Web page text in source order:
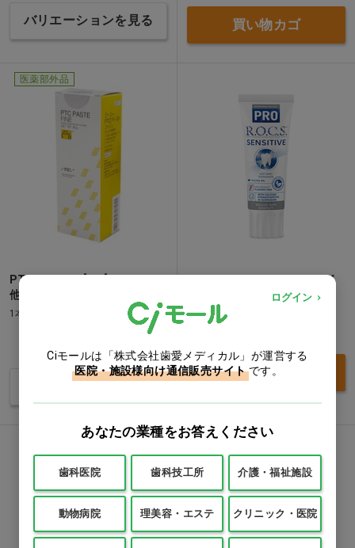
バリエーションを見る 買い物カゴ
医薬部外品
PTCペースト [GC] ファイン…
他
1本(80g)
ロックス PRO センシティブ
買い物カゴ
ログイン
Ciモールは「株式会社歯愛メディカル」が運営する
医院・施設様向け通信販売サイト です。
あなたの業種をお答えください
歯科医院 歯科技工所 介護・福祉施設
動物病院 理美容・エステ クリニック・医院